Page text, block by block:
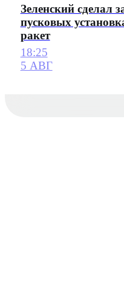
Зеленский сделал
пусковых
ракет
18:25
5 АВГ